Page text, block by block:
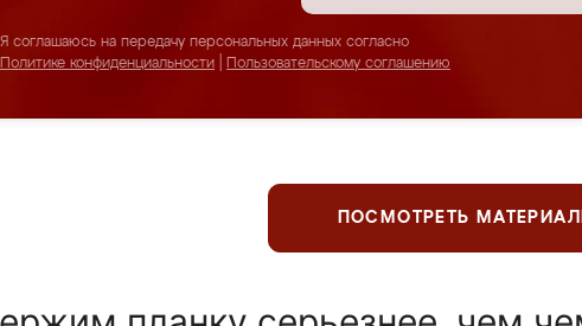
Я соглашаюсь на передачу персональных данных согласно
Политике конфиденциальности
Пользовательскому соглашению
ПОСМОТРЕТЬ